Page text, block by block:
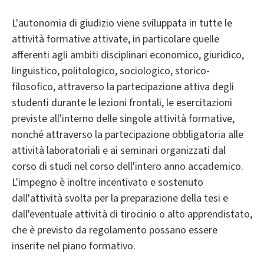
L'autonomia di giudizio viene sviluppata in tutte le
attività formative attivate, in particolare quelle
afferenti agli ambiti disciplinari economico, giuridico,
linguistico, politologico, sociologico, storico-
filosofico, attraverso la partecipazione attiva degli
studenti durante le lezioni frontali, le esercitazioni
previste all'interno delle singole attività formative,
nonché attraverso la partecipazione obbligatoria alle
attività laboratoriali e ai seminari organizzati dal
corso di studi nel corso dell'intero anno accademico.
L'impegno è inoltre incentivato e sostenuto
dall'attività svolta per la preparazione della tesi e
dall'eventuale attività di tirocinio o alto apprendistato,
che è previsto da regolamento possano essere
inserite nel piano formativo.